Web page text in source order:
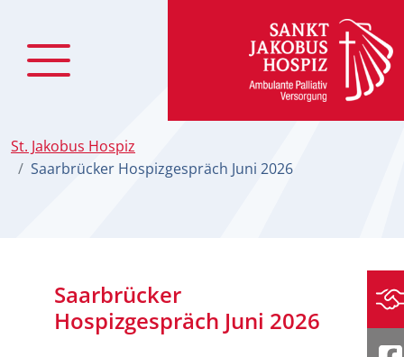
St. Jakobus Hospiz
Saarbrücker Hospizgespräch Juni 2026
Saarbrücker
Hospizgespräch Juni 2026